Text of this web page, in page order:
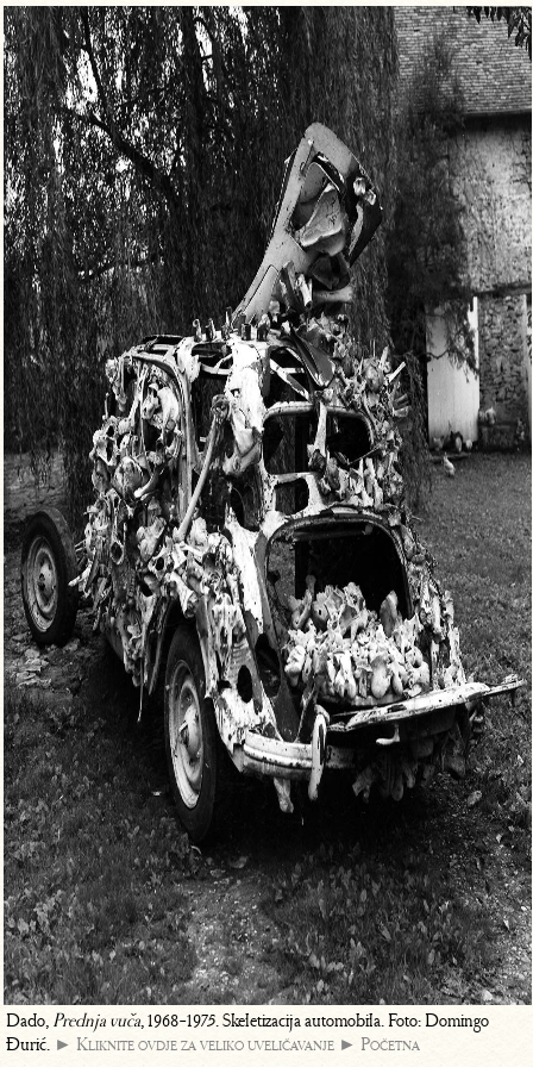
Dado, Prednja vuča, 1968-1975. Skeletizacija automobila. Foto: Domingo
Đurić. ► Kliknite ovdje za veliko uveličavanje ► Početna